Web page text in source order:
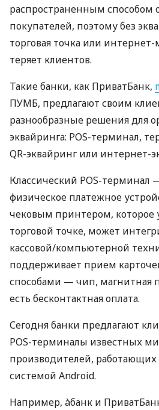
распространенным способом
покупателей, поэтому без
торговая точка или
теряет клиентов.
Такие банки, как ПриватБанк,
ПУМБ, предлагают своим
разнообразные решения для
эквайринга: POS-терминал,
QR-эквайринг или интернет-
Классический POS-терминал
физическое платежное
чековым принтером, которое
торговой точке, может
кассовой/компьютерной
поддерживает прием
способами — чип, магнитная
есть бесконтактная оплата.
Сегодня банки предлагают
POS-терминалы известных
производителей,
системой Android.
Например, àбанк и